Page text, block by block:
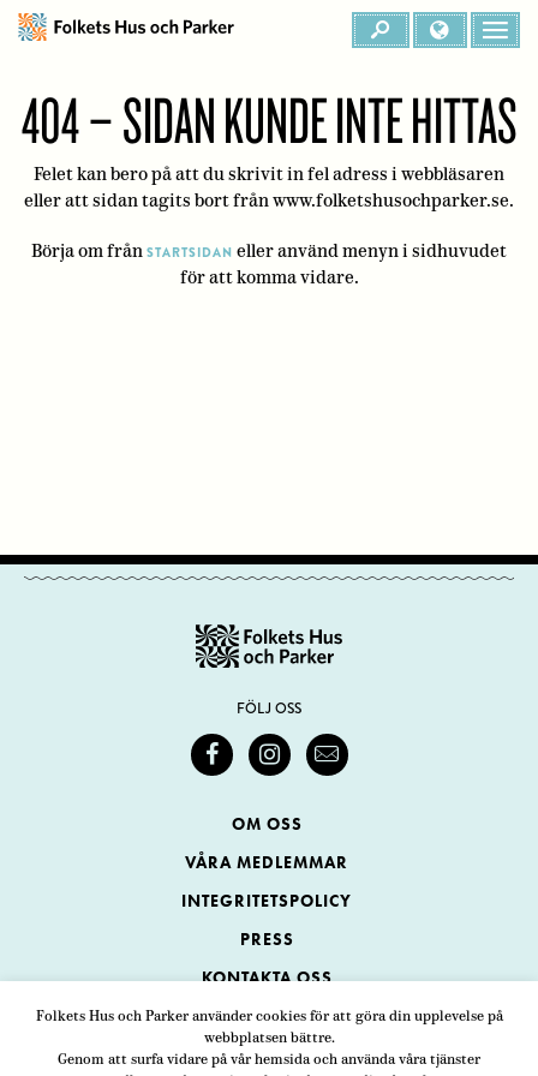
Folkets Hus och Parker använder cookies för att göra din upplevelse på
webbplatsen bättre.
Genom att surfa vidare på vår hemsida och använda våra tjänster
404 – SIDAN KUNDE INTE HITTAS
Felet kan bero på att du skrivit in fel adress i webbläsaren
eller att sidan tagits bort från www.folketshusochparker.se.
Börja om från STARTSIDAN eller använd menyn i sidhuvudet
för att komma vidare.
FÖLJ OSS
OM OSS
VÅRA MEDLEMMAR
INTEGRITETSPOLICY
PRESS
KONTAKTA OSS
Folkets Hus och Parker